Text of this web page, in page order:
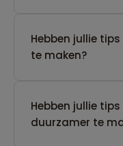
Hebben jullie
te maken?
Hebben jullie
duurzamer te